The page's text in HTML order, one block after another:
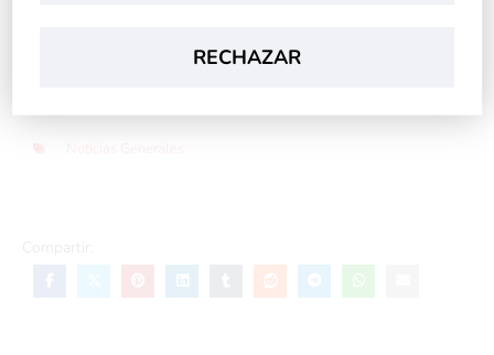
Archivado en
Compartir:
RECHAZAR